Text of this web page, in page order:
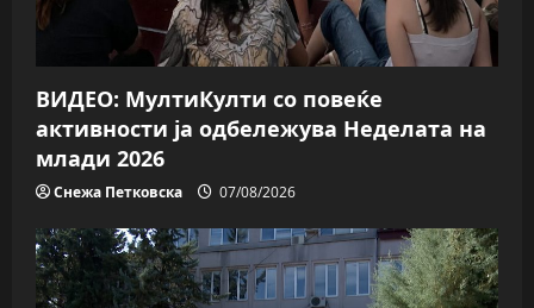
o
n
ВИДЕО: МултиКулти со повеќе
активности ја одбележува Неделата на
млади 2026
Снежа Петковска 07/08/2026